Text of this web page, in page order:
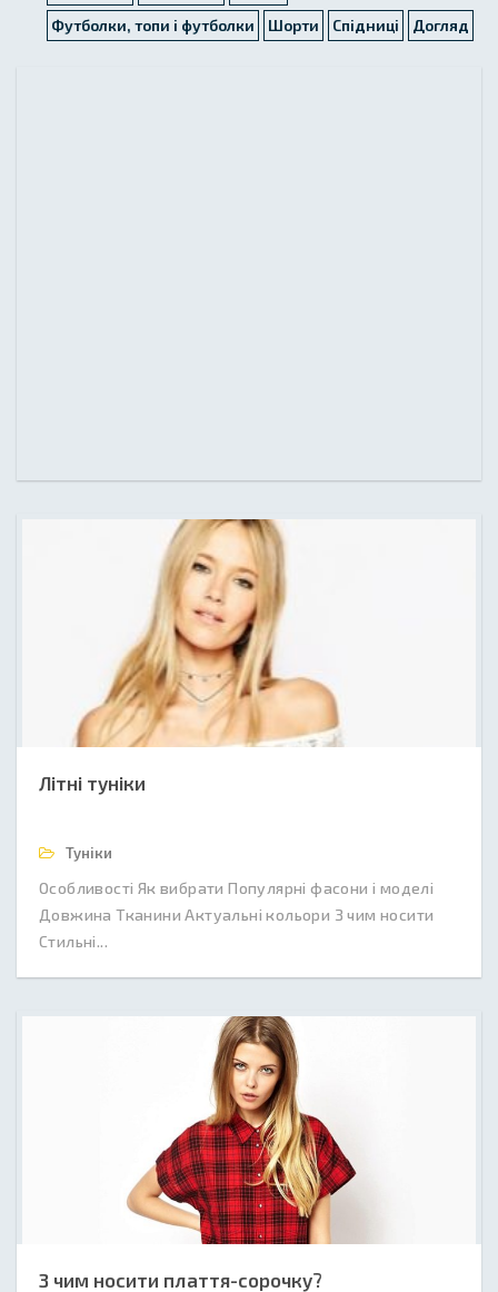
Футболки, топи і футболки
Шорти Спідниці Догляд
Літні туніки
Туніки
Особливості Як вибрати Популярні фасони і моделі
Довжина Тканини Актуальні кольори З чим носити
Стильні...
З чим носити плаття-сорочку?